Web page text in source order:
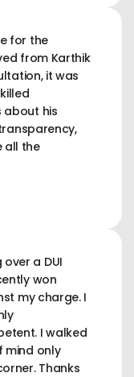
for the
from Karthik
it was
about his
all the
a DUI
won
my charge. I
I walked
mind only
Thanks